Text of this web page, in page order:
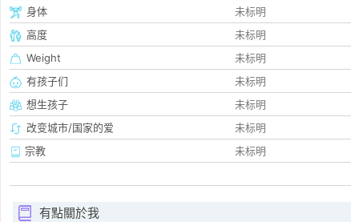
身体
未标明
高度
未标明
Weight
未标明
有孩子们
未标明
想生孩子
未标明
改变城市/国家的爱
未标明
宗教
未标明
有點關於我